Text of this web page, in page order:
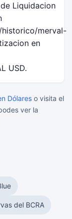
Liquidacion
merval-
en
USD.
Dólares o visita el
ver la
del BCRA